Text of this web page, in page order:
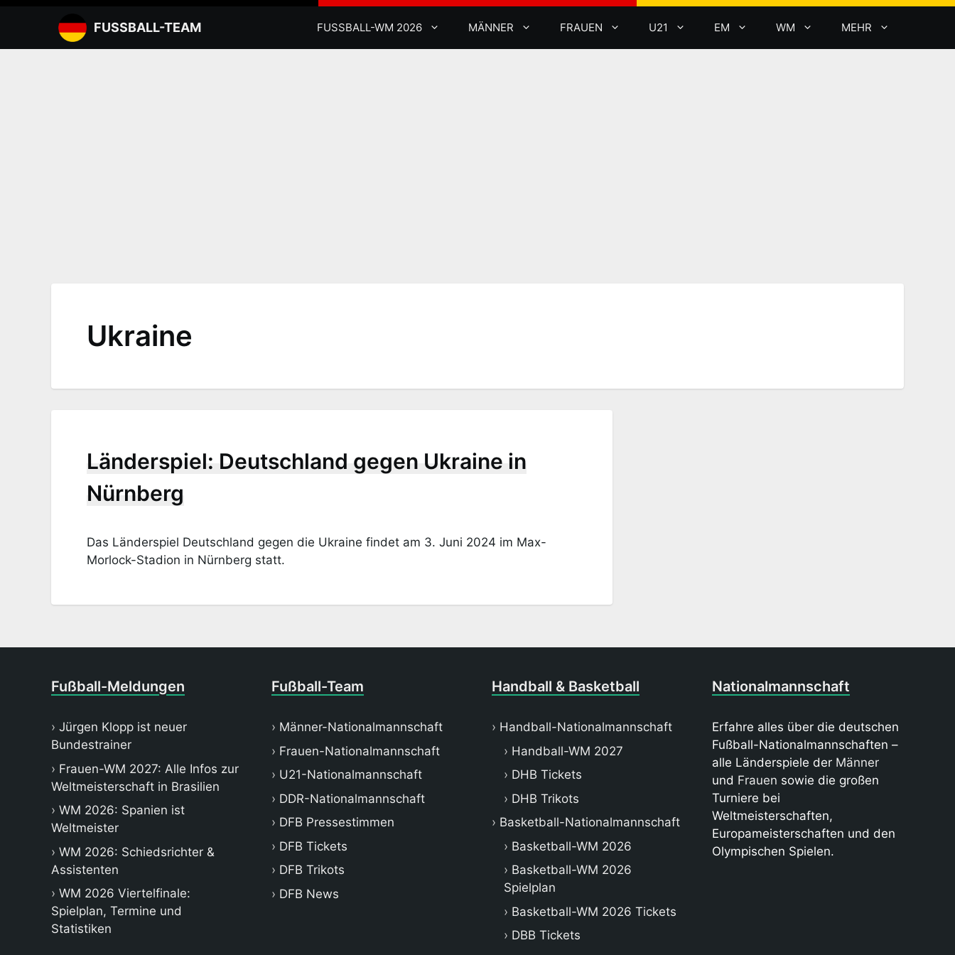
FUSSBALL-TEAM FUSSBALL-WM 2026 MÄNNER FRAUEN U21 EM WM MEHR
Ukraine
Länderspiel: Deutschland gegen Ukraine in
Nürnberg
Das Länderspiel Deutschland gegen die Ukraine findet am 3. Juni 2024 im Max-
Morlock-Stadion in Nürnberg statt.
Fußball-Meldungen
Jürgen Klopp ist neuer
Bundestrainer
Frauen-WM 2027: Alle Infos zur
Weltmeisterschaft in Brasilien
WM 2026: Spanien ist
Weltmeister
WM 2026: Schiedsrichter &
Assistenten
WM 2026 Viertelfinale:
Spielplan, Termine und
Statistiken
Fußball-Team
Männer-Nationalmannschaft
Frauen-Nationalmannschaft
U21-Nationalmannschaft
DDR-Nationalmannschaft
DFB Pressestimmen
DFB Tickets
DFB Trikots
DFB News
Handball & Basketball
Handball-Nationalmannschaft
Handball-WM 2027
DHB Tickets
DHB Trikots
Basketball-Nationalmannschaft
Basketball-WM 2026
Basketball-WM 2026
Spielplan
Basketball-WM 2026 Tickets
DBB Tickets
Nationalmannschaft
Erfahre alles über die deutschen
Fußball-Nationalmannschaften –
alle Länderspiele der Männer
und Frauen sowie die großen
Turniere bei
Weltmeisterschaften,
Europameisterschaften und den
Olympischen Spielen.